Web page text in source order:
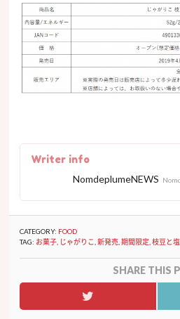
Writer info
NomdeplumeNEWS
CATEGORY: FOOD
TAG: お菓子 じゃがりこ ,新発売 ,期間限定 ,枝豆と
SHARE THIS